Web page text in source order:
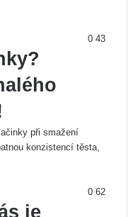
0 43
při smažení
konzistencí těsta,
0 62
je